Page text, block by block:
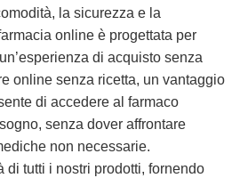
la sicurezza e la
online è progettata per
di acquisto senza
online senza ricetta, un vantaggio
di accedere al farmaco
senza dover affrontare
non necessarie.
di tutti i nostri prodotti, fornendo